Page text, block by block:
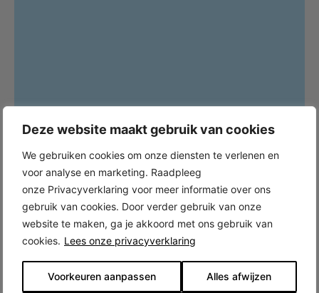
Deze website maakt gebruik van cookies
We gebruiken cookies om onze diensten te verlenen en
voor analyse en marketing. Raadpleeg
onze Privacyverklaring voor meer informatie over ons
gebruik van cookies. Door verder gebruik van onze
website te maken, ga je akkoord met ons gebruik van
cookies. Lees onze privacyverklaring
Voorkeuren aanpassen Alles afwijzen